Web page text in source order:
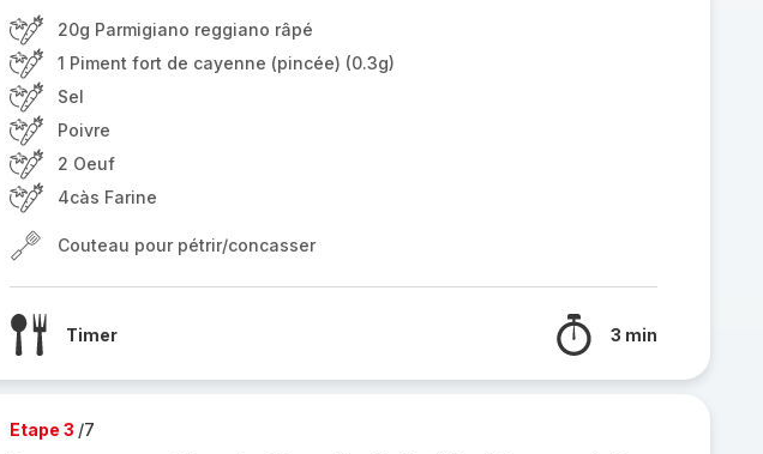
20g Parmigiano reggiano râpé
1 Piment fort de cayenne (pincée) (0.3g)
Sel
Poivre
2 Oeuf
4càs Farine
Couteau pour pétrir/concasser
Timer 3 min
Etape 3 /7